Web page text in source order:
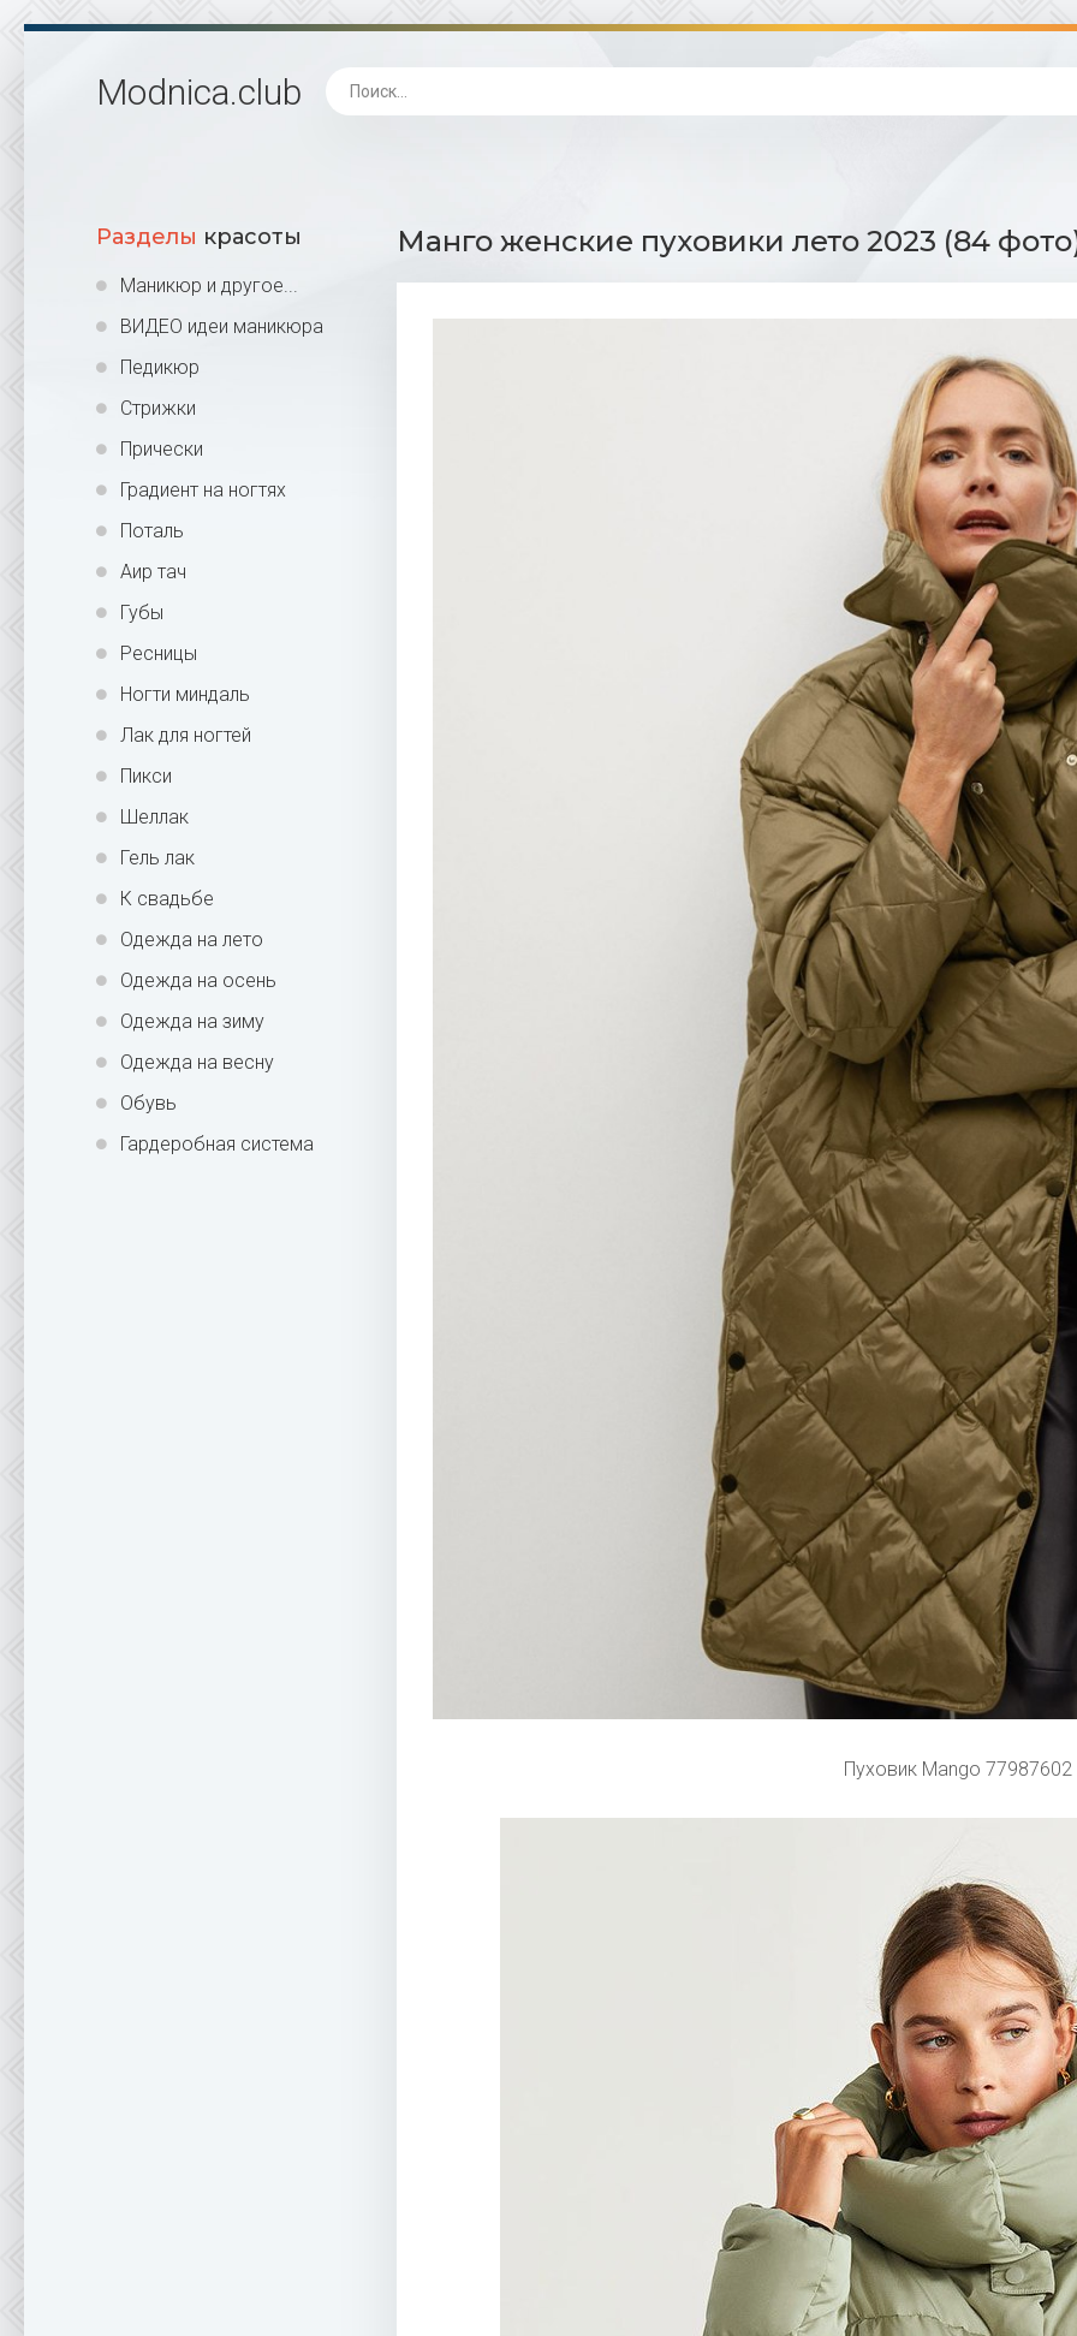
Modnica.club
Разделы красоты
Маникюр и другое...
ВИДЕО идеи маникюра
Педикюр
Стрижки
Прически
Градиент на ногтях
Поталь
Аир тач
Губы
Ресницы
Ногти миндаль
Лак для ногтей
Пикси
Шеллак
Гель лак
К свадьбе
Одежда на лето
Одежда на осень
Одежда на зиму
Одежда на весну
Обувь
Гардеробная система
Манго женские пуховики лето 2023 (84
Пуховик Mango 77987602